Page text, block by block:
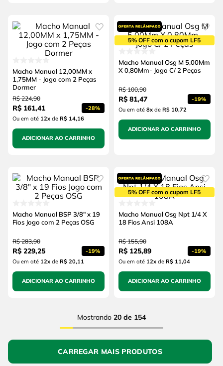
Macho Manual 12,00MM x
1,75MM - Jogo com 2 Peças
Dormer
R$ 224,90
R$ 161,41 -28%
Ou em até 12xde R$ 14,16
ADICIONAR AO CARRINHO
5% OFF com o cupom LF5
Macho Manual Osg M 5,00Mm
X 0,80Mm- Jogo C/ 2 Peças
R$ 100,90
R$ 81,47 -19%
Ou em até 8xde R$ 10,72
ADICIONAR AO CARRINHO
Macho Manual BSP 3/8" x 19
Fios Jogo com 2 Peças OSG
R$ 283,90
R$ 229,25 -19%
Ou em até 12xde R$ 20,11
ADICIONAR AO CARRINHO
5% OFF com o cupom LF5
Macho Manual Osg Npt 1/4 X
18 Fios Ansi 108A
R$ 155,90
R$ 125,89 -19%
Ou em até 12xde R$ 11,04
ADICIONAR AO CARRINHO
Mostrando 20 de 154